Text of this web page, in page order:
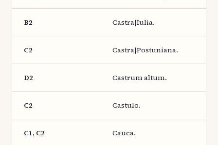
B2 Castra|Iulia.
C2 Castra|Postuniana.
D2 Castrum altum.
C2 Castulo.
C1, C2 Cauca.